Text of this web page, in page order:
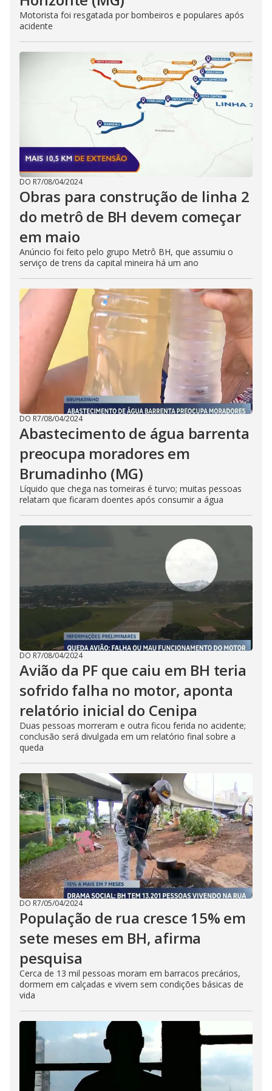
Motorista foi resgatada por bombeiros e populares após
acidente
DO R7/08/04/2024
Obras para construção de linha 2
do metrô de BH devem começar
em maio
Anúncio foi feito pelo grupo Metrô BH, que assumiu o
serviço de trens da capital mineira há um ano
DO R7/08/04/2024
Abastecimento de água barrenta
preocupa moradores em
Brumadinho (MG)
Líquido que chega nas torneiras é turvo; muitas pessoas
relatam que ficaram doentes após consumir a água
DO R7/08/04/2024
Avião da PF que caiu em BH teria
sofrido falha no motor, aponta
relatório inicial do Cenipa
Duas pessoas morreram e outra ficou ferida no acidente;
conclusão será divulgada em um relatório final sobre a
queda
DO R7/05/04/2024
População de rua cresce 15% em
sete meses em BH, afirma
pesquisa
Cerca de 13 mil pessoas moram em barracos precários,
dormem em calçadas e vivem sem condições básicas de
vida